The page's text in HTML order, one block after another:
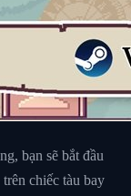
bạn sẽ bắt đầu
chiếc tàu bay